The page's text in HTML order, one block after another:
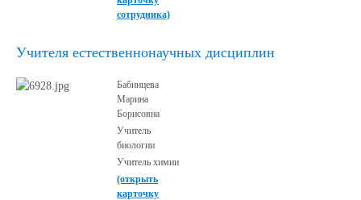
сотрудника)
Учителя естественнонаучных дисциплин
Бабинцева
Марина
Борисовна
Учитель
биологии
Учитель химии
(открыть
карточку